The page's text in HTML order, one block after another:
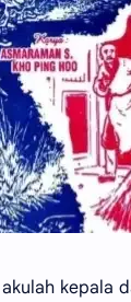
kepala